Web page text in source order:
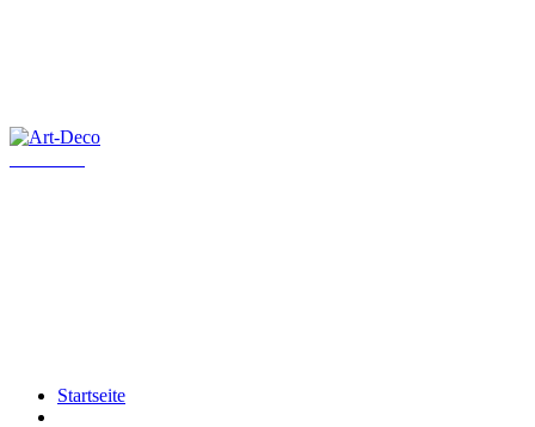
Startseite